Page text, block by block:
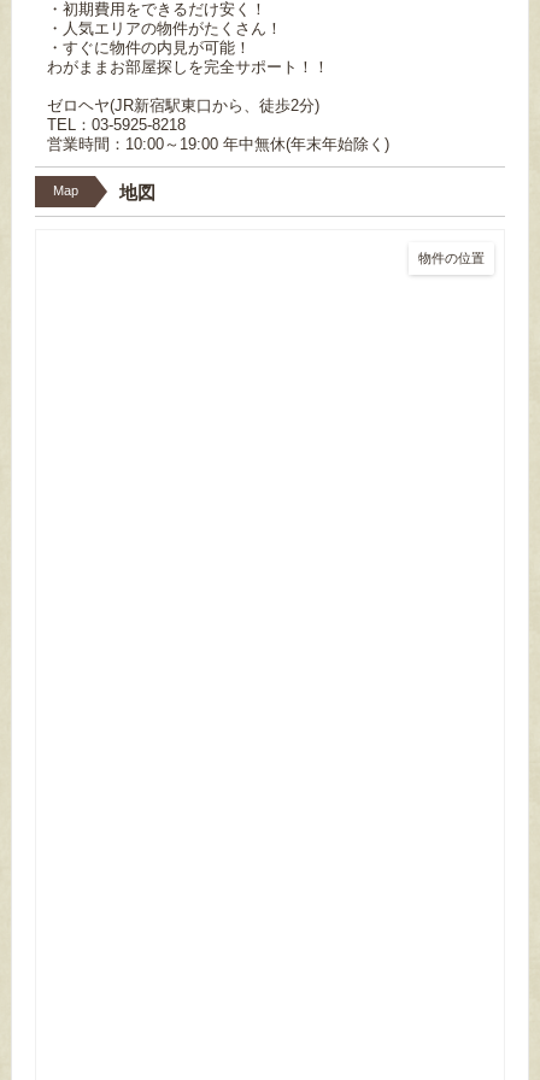
・初期費用をできるだけ安く！
・人気エリアの物件がたくさん！
・すぐに物件の内見が可能！
わがままお部屋探しを完全サポート！！
ゼロヘヤ(JR新宿駅東口から、徒歩2分)
TEL：03-5925-8218
営業時間：10:00～19:00 年中無休(年末年始除く)
Map 地図
物件の位置